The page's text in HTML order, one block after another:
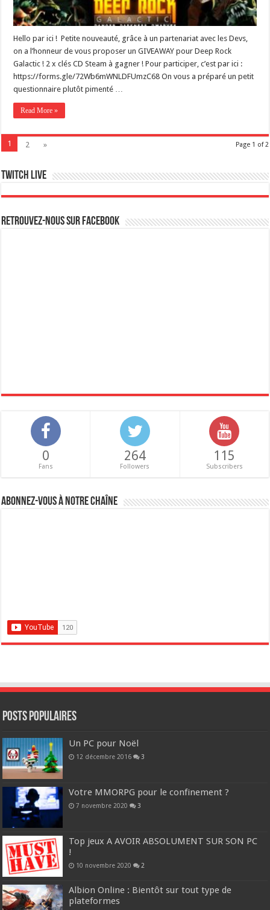
Hello par ici ! Petite nouveauté, grâce à un partenariat avec les Devs,
on a l’honneur de vous proposer un GIVEAWAY pour Deep Rock
Galactic ! 2 x clés CD Steam à gagner ! Pour participer, c’est par ici :
https://forms.gle/72Wb6mWNLDFUmzC68 On vous a préparé un petit
questionnaire plutôt pimenté …
Read More »
Page 1 of 2
1 2 »
Twitch live
Retrouvez-nous sur Facebook
0
Fans
264
Followers
115
Subscribers
Abonnez-vous à notre chaîne
POSTS POPULAIRES
Un PC pour Noël
12 décembre 2016 3
Votre MMORPG pour le confinement ?
7 novembre 2020 3
Top jeux A AVOIR ABSOLUMENT SUR SON PC
!
10 novembre 2020 2
Albion Online : Bientôt sur tout type de
plateformes